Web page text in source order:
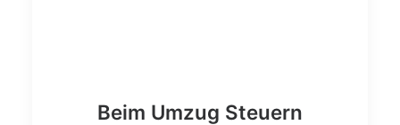
Beim Umzug Steuern